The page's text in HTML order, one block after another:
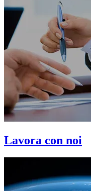
Lavora con noi